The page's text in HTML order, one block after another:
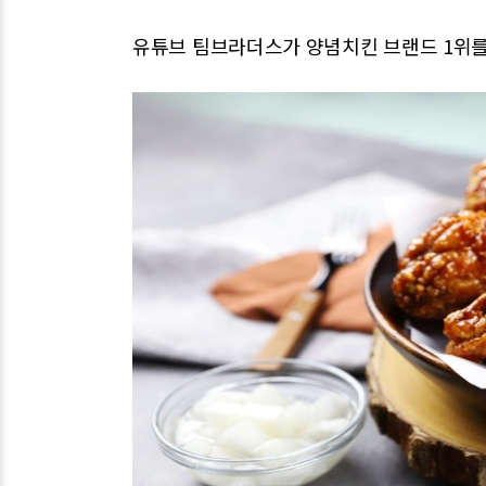
유튜브 팀브라더스가 양념치킨 브랜드 1위